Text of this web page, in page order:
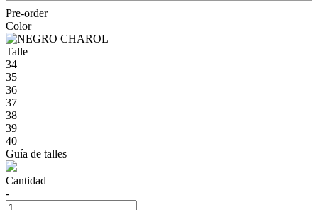
Pre-order
Color
Talle
34
35
36
37
38
39
40
Guía de talles
Cantidad
-